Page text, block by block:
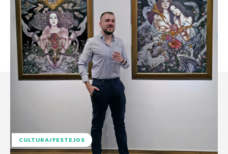
CULTURA/FESTEJOS